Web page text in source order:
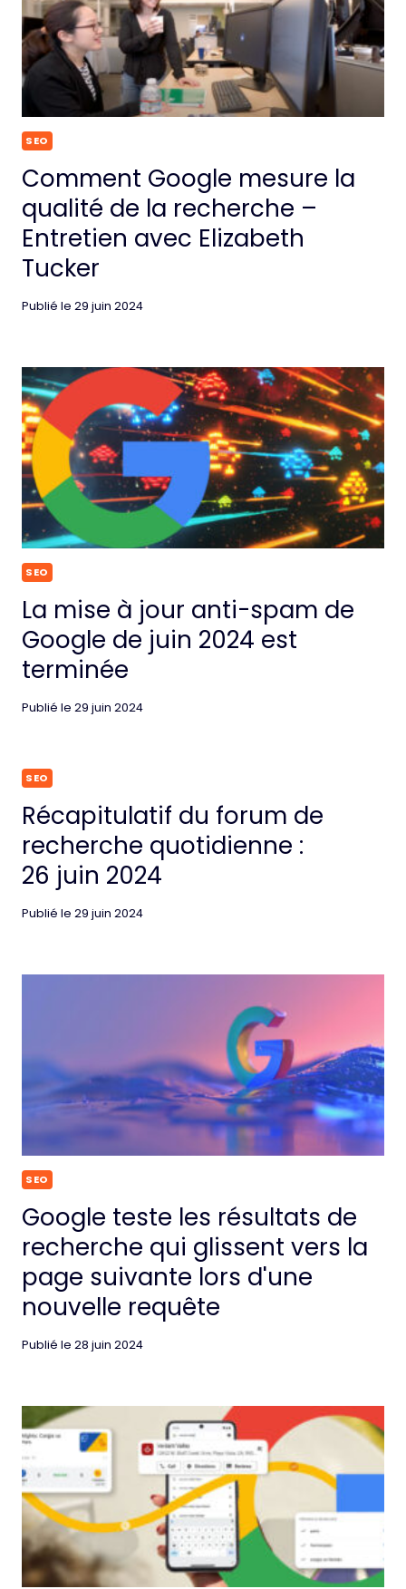
SEO
Comment Google mesure la
qualité de la recherche –
Entretien avec Elizabeth
Tucker
Publié le 29 juin 2024
SEO
La mise à jour anti-spam de
Google de juin 2024 est
terminée
Publié le 29 juin 2024
SEO
Récapitulatif du forum de
recherche quotidienne :
26 juin 2024
Publié le 29 juin 2024
SEO
Google teste les résultats de
recherche qui glissent vers la
page suivante lors d'une
nouvelle requête
Publié le 28 juin 2024